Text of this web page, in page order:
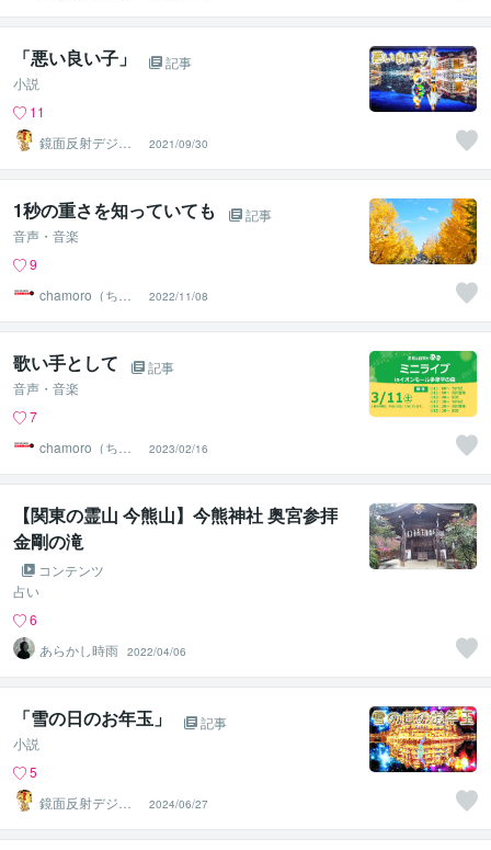
「悪い良い子」
記事
小説
11
鏡面反射デジタ
ルアート製作所
（鈴木穣）
2021/09/30
1秒の重さを知っていても
記事
音声・音楽
9
chamoro（ちゃ
2022/11/08
歌い手として
記事
音声・音楽
7
chamoro（ちゃ
2023/02/16
【関東の霊山 今熊山】今熊神社 奥宮参拝
金剛の滝
コンテンツ
占い
6
あらかし時雨 2022/04/06
「雪の日のお年玉」
記事
小説
5
鏡面反射デジタ
ルアート製作所
（鈴木穣）
2024/06/27